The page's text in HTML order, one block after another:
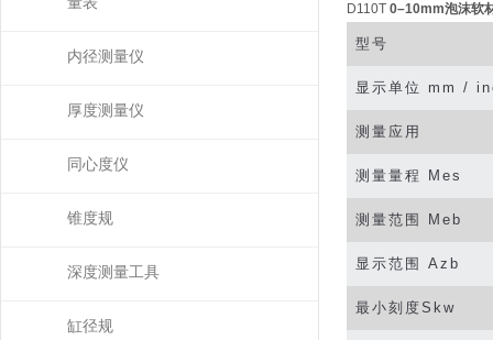
内径测量仪
厚度测量仪
同心度仪
锥度规
深度测量工具
缸径规
D110T 0–10mm泡沫软
型号
显示单位 mm /
测量应用
测量量程 Mes
测量范围 Meb
显示范围 Azb
最小刻度Skw